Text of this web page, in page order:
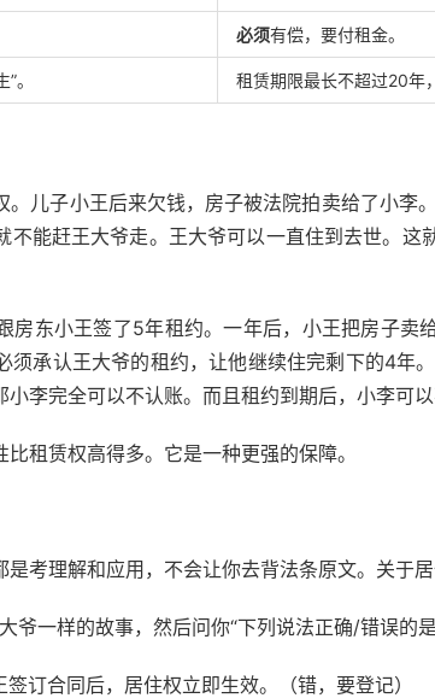
必须有偿，要付租金。
。 租赁期限最长不超过20年
儿子小王后来欠钱，房子被法院拍卖给了小李
能赶王大爷走。王大爷可以一直住到去世。这
房东小王签了5年租约。一年后，小王把房子卖
须承认王大爷的租约，让他继续住完剩下的4年
李完全可以不认账。而且租约到期后，小李可以
租赁权高得多。它是一种更强的保障。
考理解和应用，不会让你去背法条原文。关于居
爷一样的故事，然后问你“下列说法正确/错误的
订合同后，居住权立即生效。（错，要登记）